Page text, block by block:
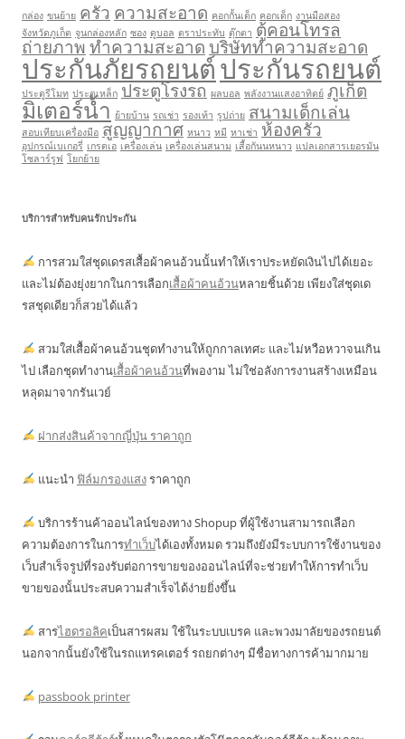
กล่อง ขนย้าย ครัว ความสะอาด คอกกั้นเด็ก คอกเด็ก งานมือสอง
จังหวัดภูเก็ต จูนกล่องหลัก ซอง ดูบอล ตราประทับ ตุ๊กตา ตู้คอนโทรล
ถ่ายภาพทำความสะอาดบริษัททำความสะอาด
ประกันภัยรถยนต์ประกันรถยนต์
ประตูรีโมท ประตูเหล็ก ประตูโรงรถ ผลบอล พลังงานแสงอาทิตย์ ภูเก็ต
มิเตอร์น้ำ ย้ายบ้าน รถเช่า รองเท้า รูปถ่าย สนามเด็กเล่น
สอบเทียบเครื่องมือ สูญญากาศ หนาว หมี หาเช่า ห้องครัว
อุปกรณ์เบเกอรี่ เกรดเอ เครื่องเล่น เครื่องเล่นสนาม เสื้อกันนหนาว แปลเอกสารเยอรมัน
โซลาร์รูฟ โยกย้าย
บริการสำหรับคนรักประกัน
การสวมใส่ชุดเดรสเสื้อผ้าคนอ้วนนั้นทำให้เราประหยัดเงินไปได้เยอะ
และไม่ต้องยุ่งยากในการเลือกเสื้อผ้าคนอ้วนหลายชิ้นด้วย เพียงใส่ชุดเด
รสชุดเดียวก็สวยได้แล้ว
สวมใส่เสื้อผ้าคนอ้วนชุดทำงานให้ถูกกาลเทศะ และไม่หวือหวาจนเกิน
ไป เลือกชุดทำงานเสื้อผ้าคนอ้วนที่พองาม ไม่ใช่อลังการงานสร้างเหมือน
หลุดมาจากรันเวย์
ฝากส่งสินค้าจากญี่ปุ่น ราคาถูก
แนะนำ ฟิล์มกรองแสงราคาถูก
บริการร้านค้าออนไลน์ของทาง Shopup ที่ผู้ใช้งานสามารถเลือก
ความต้องการในการทำเว็บได้เองทั้งหมด รวมถึงยังมีระบบการใช้งานของ
เว็บสำเร็จรูปที่รองรับต่อการขายของออนไลน์ที่จะช่วยทำให้การทำเว็บ
ขายของนั้นประสบความสำเร็จได้ง่ายยิ่งขึ้น
สารไฮดรอลิคเป็นสารผสม ใช้ในระบบเบรค และพวงมาลัยของรถยนต์
นอกจากนั้นยังใช้ในรถแทรคเตอร์ รถยกต่างๆ มีชื่อทางการค้ามากมาย
passbook printer